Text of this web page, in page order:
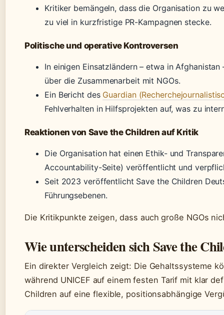
Kritiker bemängeln, dass die Organisation zu
zu viel in kurzfristige PR-Kampagnen stecke.
Politische und operative Kontroversen
In einigen Einsatzländern – etwa in
über die Zusammenarbeit mit NGOs.
Ein Bericht des Guardian
Fehlverhalten in Hilfsprojekten auf, was zu
Reaktionen von Save the Children auf Kritik
Die Organisation hat einen Ethik- und
Accountability-Seite) veröffentlicht und
Seit 2023 veröffentlicht Save the Children
Führungsebenen.
Die Kritikpunkte zeigen, dass auch große NGOs
Wie unterscheiden sich Save the
Ein direkter Vergleich zeigt: Die Gehaltssysteme
während UNICEF auf einem festen Tarif mit klar
Children auf eine flexible, positionsabhängige